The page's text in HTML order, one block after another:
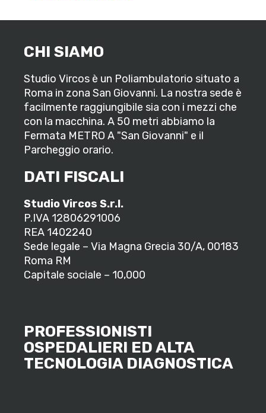
CHI SIAMO
Studio Vircos è un Poliambulatorio situato a
Roma in zona San Giovanni. La nostra sede è
facilmente raggiungibile sia con i mezzi che
con la macchina. A 50 metri abbiamo la
Fermata METRO A "San Giovanni" e il
Parcheggio orario.
DATI FISCALI
Studio Vircos S.r.l.
P.IVA 12806291006
REA 1402240
Sede legale – Via Magna Grecia 30/A, 00183
Roma RM
Capitale sociale – 10,000
PROFESSIONISTI
OSPEDALIERI ED ALTA
TECNOLOGIA DIAGNOSTICA